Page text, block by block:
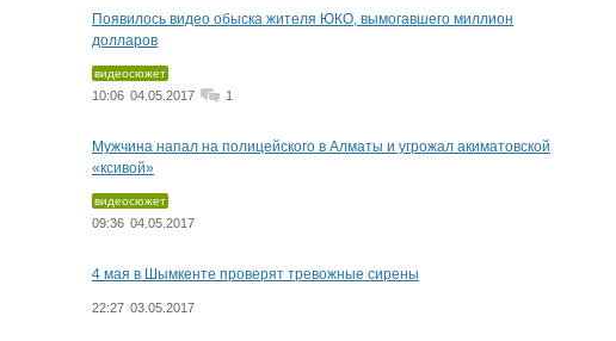
Появилось видео обыска жителя ЮКО, вымогавшего миллион
долларов
видеосюжет
10:06 04.05.2017 1
Мужчина напал на полицейского в Алматы и угрожал акиматовской
«ксивой»
видеосюжет
09:36 04.05.2017
4 мая в Шымкенте проверят тревожные сирены
22:27 03.05.2017